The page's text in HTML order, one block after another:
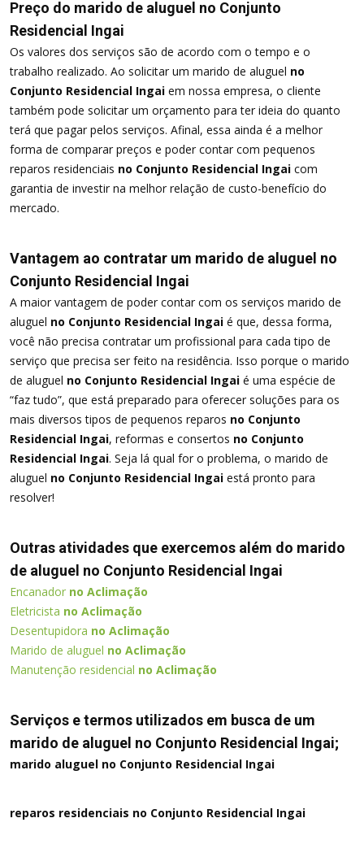
Preço do marido de aluguel no Conjunto
Residencial Ingai
Os valores dos serviços são de acordo com o tempo e o
trabalho realizado. Ao solicitar um marido de aluguel no
Conjunto Residencial Ingai em nossa empresa, o cliente
também pode solicitar um orçamento para ter ideia do quanto
terá que pagar pelos serviços. Afinal, essa ainda é a melhor
forma de comparar preços e poder contar com pequenos
reparos residenciais no Conjunto Residencial Ingai com
garantia de investir na melhor relação de custo-benefício do
mercado.
Vantagem ao contratar um marido de aluguel no
Conjunto Residencial Ingai
A maior vantagem de poder contar com os serviços marido de
aluguel no Conjunto Residencial Ingai é que, dessa forma,
você não precisa contratar um profissional para cada tipo de
serviço que precisa ser feito na residência. Isso porque o marido
de aluguel no Conjunto Residencial Ingai é uma espécie de
“faz tudo”, que está preparado para oferecer soluções para os
mais diversos tipos de pequenos reparos no Conjunto
Residencial Ingai, reformas e consertos no Conjunto
Residencial Ingai. Seja lá qual for o problema, o marido de
aluguel no Conjunto Residencial Ingai está pronto para
resolver!
Outras atividades que exercemos além do marido
de aluguel no Conjunto Residencial Ingai
Encanador no Aclimação
Eletricista no Aclimação
Desentupidora no Aclimação
Marido de aluguel no Aclimação
Manutenção residencial no Aclimação
Serviços e termos utilizados em busca de um
marido de aluguel no Conjunto Residencial Ingai;
marido aluguel no Conjunto Residencial Ingai
reparos residenciais no Conjunto Residencial Ingai